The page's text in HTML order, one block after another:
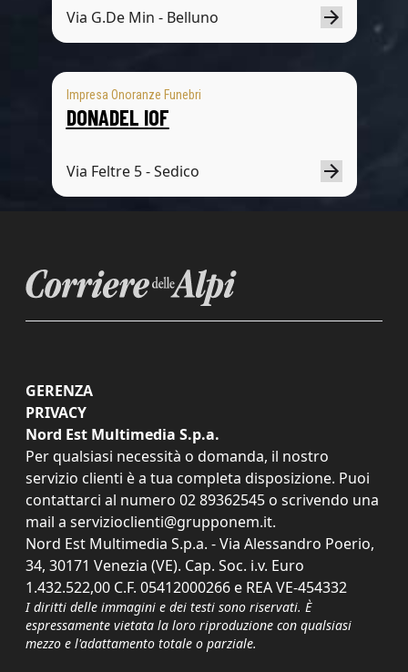
Via G.De Min - Belluno
Impresa Onoranze Funebri
DONADEL IOF
Via Feltre 5 - Sedico
GERENZA
PRIVACY
Nord Est Multimedia S.p.a.
Per qualsiasi necessità o domanda, il nostro
servizio clienti è a tua completa disposizione. Puoi
contattarci al numero 02 89362545 o scrivendo una
mail a servizioclienti@grupponem.it.
Nord Est Multimedia S.p.a. - Via Alessandro Poerio,
34, 30171 Venezia (VE). Cap. Soc. i.v. Euro
1.432.522,00 C.F. 05412000266 e REA VE-454332
I diritti delle immagini e dei testi sono riservati. È
espressamente vietata la loro riproduzione con qualsiasi
mezzo e l'adattamento totale o parziale.